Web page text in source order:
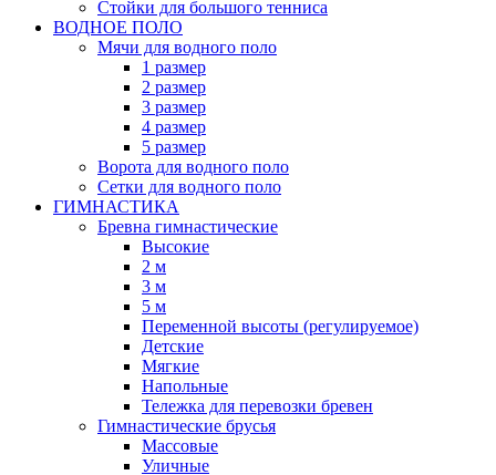
Стойки для большого тенниса
ВОДНОЕ ПОЛО
Мячи для водного поло
1 размер
2 размер
3 размер
4 размер
5 размер
Ворота для водного поло
Сетки для водного поло
ГИМНАСТИКА
Бревна гимнастические
Высокие
2 м
3 м
5 м
Переменной высоты (регулируемое)
Детские
Мягкие
Напольные
Тележка для перевозки бревен
Гимнастические брусья
Массовые
Уличные